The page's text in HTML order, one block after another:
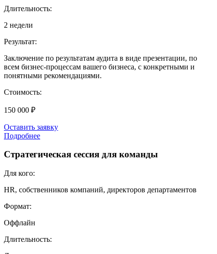
Длительность:
2 недели
Результат:
Заключение по результатам аудита в виде презентации, по
всем бизнес-процессам вашего бизнеса, с конкретными и
понятными рекомендациями.
Стоимость:
150 000 ₽
Оставить заявку
Подробнее
Стратегическая сессия для команды
Для кого:
HR, собственников компаний, директоров департаментов
Формат:
Оффлайн
Длительность: